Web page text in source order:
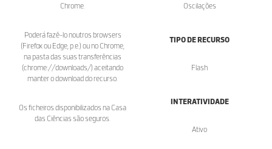
Chrome.
Poderá fazê-lo noutros browsers
(Firefox ou Edge, p.e.) ou no Chrome,
na pasta das suas transferências
(chrome://downloads/) aceitando
manter o download do recurso.
Os ficheiros disponibilizados na Casa
das Ciências são seguros.
Oscilações
TIPO DE RECURSO
Flash
INTERATIVIDADE
Ativo